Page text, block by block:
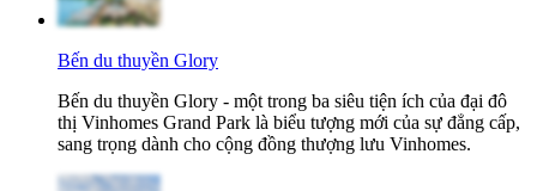
Bến du thuyền Glory
Bến du thuyền Glory - một trong ba siêu tiện ích của đại đô
thị Vinhomes Grand Park là biểu tượng mới của sự đẳng cấp,
sang trọng dành cho cộng đồng thượng lưu Vinhomes.